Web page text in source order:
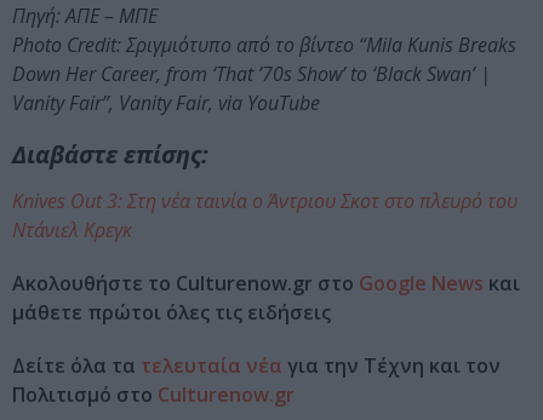
Πηγή: ΑΠΕ – ΜΠΕ
Photo Credit: Σριγμιότυπο από το βίντεο “Mila Kunis Breaks
Down Her Career, from ‘That ’70s Show’ to ‘Black Swan’ |
Vanity Fair”, Vanity Fair, via YouTube
Διαβάστε επίσης:
Knives Out 3: Στη νέα ταινία ο Άντριου Σκοτ στο πλευρό του
Ντάνιελ Κρεγκ
Ακολουθήστε το Culturenow.gr στο Google News και
μάθετε πρώτοι όλες τις ειδήσεις
Δείτε όλα τα τελευταία νέα για την Τέχνη και τον
Πολιτισμό στο Culturenow.gr